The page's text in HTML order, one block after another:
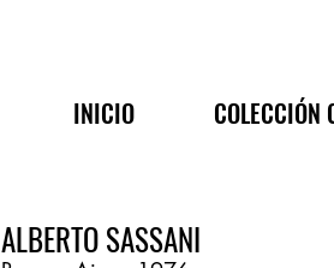
INICIO COLECCIÓN
ALBERTO SASSANI